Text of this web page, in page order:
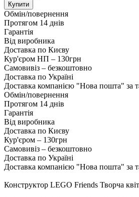
Купити
Обмін/повернення
Протягом 14 днів
Гарантія
Від виробника
Доставка по Києву
Кур'єром НП – 130грн
Самовивіз – безкоштовно
Доставка по Україні
Доставка компанією "Нова пошта" за
Обмін/повернення
Протягом 14 днів
Гарантія
Від виробника
Доставка по Києву
Кур'єром – 130грн
Самовивіз – безкоштовно
Доставка по Україні
Доставка компанією "Нова пошта" за
Конструктор LEGO Friends Творча